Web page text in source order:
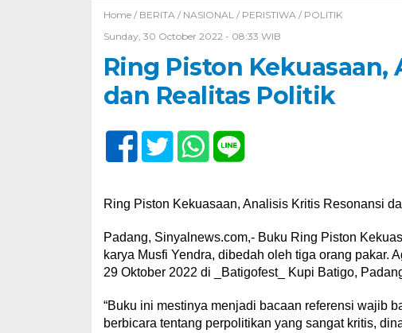
Home / BERITA/ NASIONAL/ PERISTIWA/ POLITIK
Sunday, 30 October 2022 - 08:33 WIB
Ring Piston
dan Realitas Politik
Ring Piston Kekuasaan, Analisis Kritis Resonansi
Padang, Sinyalnews.com,- Buku Ring Piston
karya Musfi Yendra, dibedah oleh tiga orang pakar.
29 Oktober 2022 di _Batigofest_ Kupi Batigo,
“Buku ini mestinya menjadi bacaan referensi wajib
berbicara tentang perpolitikan yang sangat kritis,